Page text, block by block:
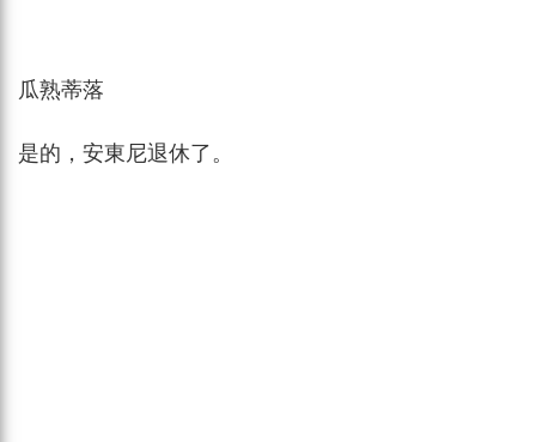
瓜熟蒂落
是的，安東尼退休了。